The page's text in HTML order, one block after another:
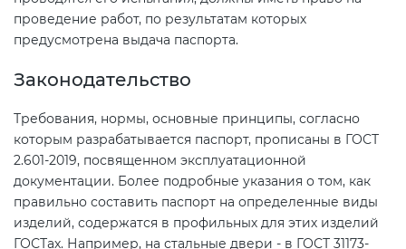
проведение работ, по результатам которых
предусмотрена выдача паспорта.
Законодательство
Требования, нормы, основные принципы, согласно
которым разрабатывается паспорт, прописаны в ГОСТ
2.601-2019, посвященном эксплуатационной
документации. Более подробные указания о том, как
правильно составить паспорт на определенные виды
изделий, содержатся в профильных для этих изделий
ГОСТах. Например, на стальные двери - в ГОСТ 31173-
Сертификация спортивных
товаров
Сертификация электротехники
Сертификация ресурсов
Остальное
Декларация ТР ТС
ТС 009)
Декларирование оборудования
по схеме 5Д (ТР ТС 010)